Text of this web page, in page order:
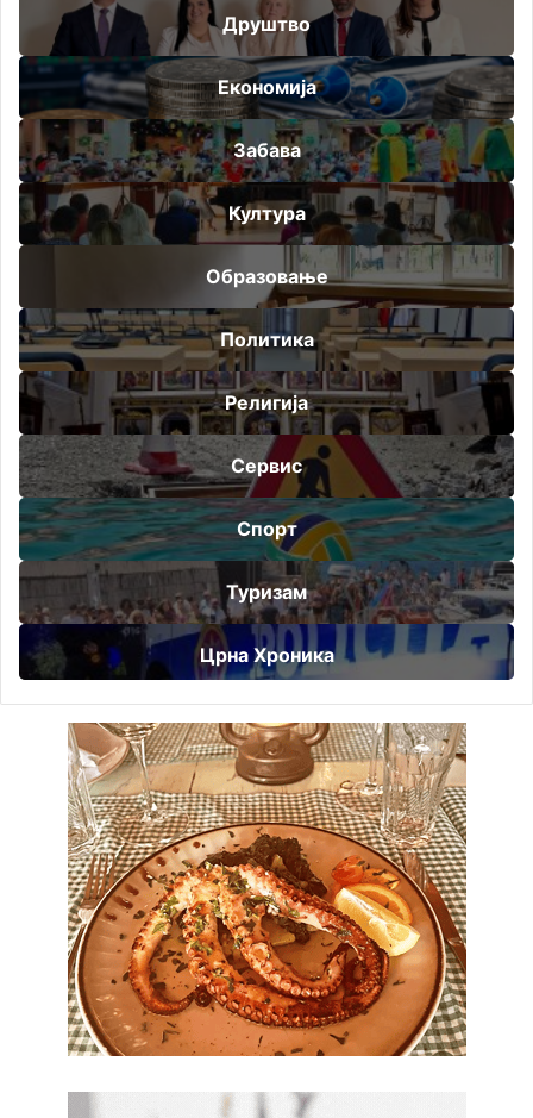
Друштво
Економија
Забава
Култура
Образовање
Политика
Религија
Сервис
Спорт
Туризам
Црна Хроника